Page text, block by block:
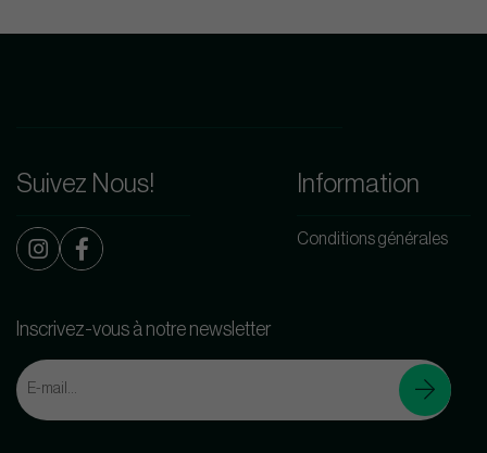
Suivez Nous! Information
Conditions générales
Inscrivez-vous à notre newsletter